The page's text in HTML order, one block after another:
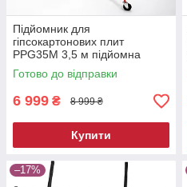
Підйомник для
гіпсокартонових плит
PPG35M 3,5 м підйомна
система для гіпсокартону
будівельний підіймач для
гіпсокартонних листів
Готово до відправки
6 999 ₴ 8 999 ₴
Купити
–17%